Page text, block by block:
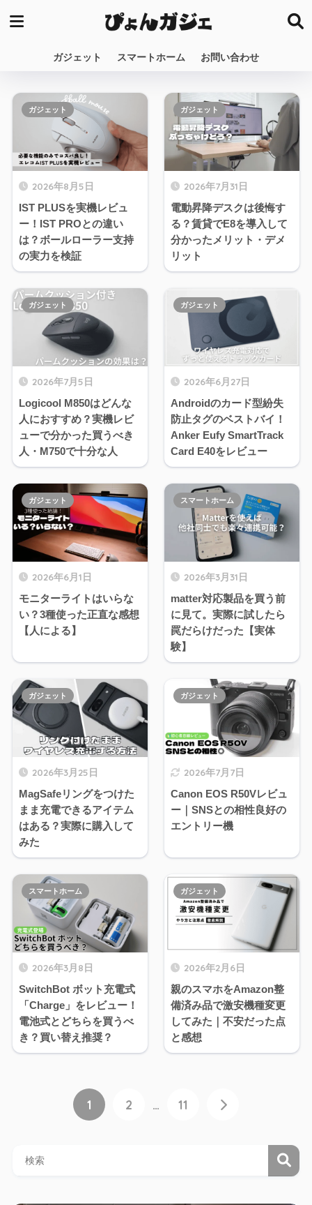
ガジェット スマートホーム お問い合わせ
2026年8月5日
IST PLUSを実機レビュ
ー！IST PROとの違い
は？ボールローラー支持
の実力を検証
ガジェット
2026年7月31日
電動昇降デスクは後悔す
る？賃貸でE8を導入して
分かったメリット・デメ
リット
ガジェット
2026年7月5日
Logicool M850はどんな
人におすすめ？実機レビ
ューで分かった買うべき
人・M750で十分な人
ガジェット
2026年6月27日
Androidのカード型紛失
防止タグのベストバイ！
Anker Eufy SmartTrack
Card E40をレビュー
ガジェット
2026年6月1日
モニターライトはいらな
い？3種使った正直な感想
【人による】
ガジェット
2026年3月31日
matter対応製品を買う前
に見て。実際に試したら
罠だらけだった【実体
験】
スマートホーム
2026年3月25日
MagSafeリングをつけた
まま充電できるアイテム
はある？実際に購入して
みた
ガジェット
2026年7月7日
Canon EOS R50Vレビュ
ー｜SNSとの相性良好の
エントリー機
ガジェット
2026年3月8日
SwitchBot ボット充電式
「Charge」をレビュー！
電池式とどちらを買うべ
き？買い替え推奨？
スマートホーム
2026年2月6日
親のスマホをAmazon整
備済み品で激安機種変更
してみた｜不安だった点
と感想
ガジェット
1 2 … 11